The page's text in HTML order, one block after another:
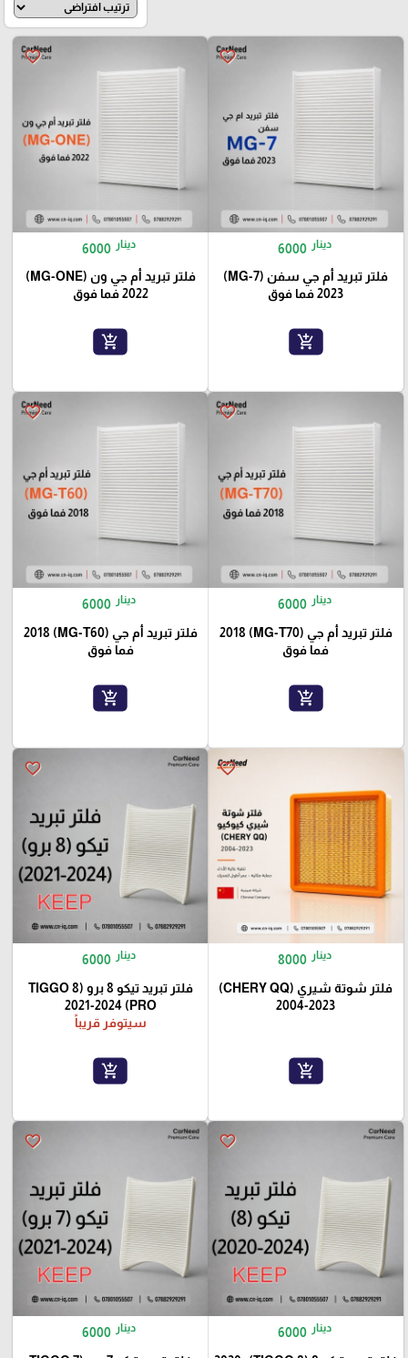
favorite_border
6000 دينار
فلتر تبريد أم جي سفن (MG-7)
2023 فما فوق
add_shopping_cart
favorite_border
6000 دينار
فلتر تبريد أم جي ون (MG-ONE)
2022 فما فوق
add_shopping_cart
favorite_border
6000 دينار
فلتر تبريد أم جي (MG-T70) 2018
فما فوق
add_shopping_cart
favorite_border
6000 دينار
فلتر تبريد أم جي (MG-T60) 2018
فما فوق
add_shopping_cart
favorite_border
8000 دينار
فلتر شوتة شيري (CHERY QQ)
2004-2023
add_shopping_cart
favorite_border
6000 دينار
فلتر تبريد تيكو 8 برو (TIGGO 8
PRO) 2021-2024
سيتوفر قريباً
add_shopping_cart
favorite_border
6000 دينار
favorite_border
6000 دينار